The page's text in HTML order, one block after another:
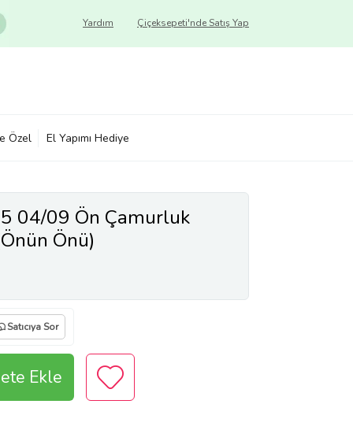
Çiçeksepeti'nde Satış Yap
Yardım
Özel El Yapımı Hediye
04/09 Ön Çamurluk
Önü)
Satıcıya Sor
Ekle